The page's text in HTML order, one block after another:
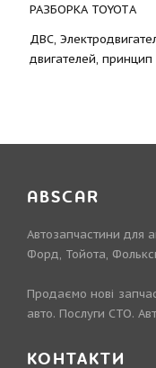
РАЗБОРКА TOYOTА
ДВС,
двигателей,
ABSCAR
Автозапчастини для
Форд, Тойота,
Продаємо нові
авто. Послуги СТО.
КОНТАКТИ